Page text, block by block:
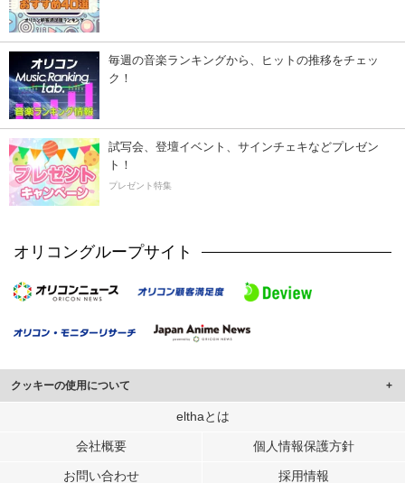
毎週の音楽ランキングから、ヒットの推移をチェッ
ク！
試写会、登壇イベント、サインチェキなどプレゼン
ト！
プレゼント特集
オリコングループサイト
クッキーの使用について
このサイトでは Cookie を使用して、ユーザーに合わせたコンテンツや広告の
行っています。
メディアや広告配信、データ解析の各パートナーに提供しています。
elthaとは
会社概要 個人情報保護方針
お問い合わせ 採用情報